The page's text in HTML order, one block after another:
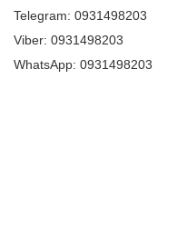
0931498203
0931498203
0931498203